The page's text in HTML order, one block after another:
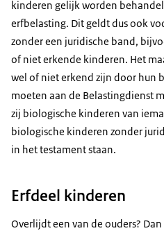
kinderen gelijk worden
erfbelasting. Dit geldt dus ook
zonder een juridische band,
of niet erkende kinderen. Het
wel of niet erkend zijn door hun
moeten aan de Belastingdienst
zij biologische kinderen van
biologische kinderen zonder
in het testament staan.
Erfdeel kinderen
Overlijdt een van de ouders?